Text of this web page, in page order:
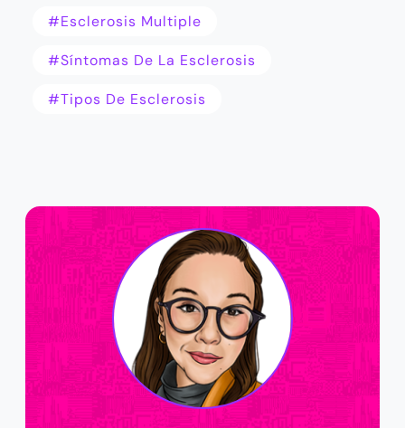
#esclerosis Multiple
#síntomas De La Esclerosis
#tipos De Esclerosis